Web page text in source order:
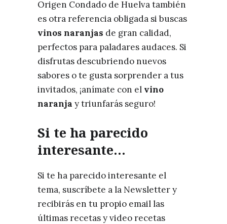
Origen Condado de Huelva también
es otra referencia obligada si buscas
vinos naranjas de gran calidad,
perfectos para paladares audaces. Si
disfrutas descubriendo nuevos
sabores o te gusta sorprender a tus
invitados, ¡anímate con el vino
naranja y triunfarás seguro!
Si te ha parecido
interesante…
Si te ha parecido interesante el
tema, suscríbete a la Newsletter y
recibirás en tu propio email las
últimas recetas y video recetas